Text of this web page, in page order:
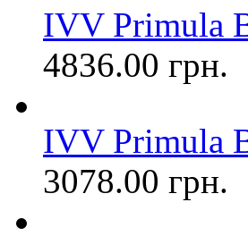
IVV Primula
4836.00 грн.
IVV Primula
3078.00 грн.